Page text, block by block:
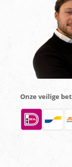
Onze veilige